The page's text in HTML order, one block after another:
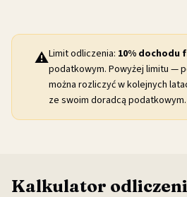
⚠️Limit odliczenia: 10% dochodu
podatkowym. Powyżej limitu —
można rozliczyć w kolejnych
ze swoim doradcą podatkowym.
Kalkulator